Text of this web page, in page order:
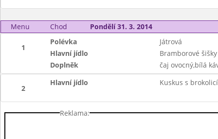
Menu Chod Pondělí 31. 3. 2014
1
Polévka
Játrová
Hlavní jídlo
Bramborové šišky
Doplněk
čaj ovocný,bílá
2
Hlavní jídlo Kuskus s
Reklama: